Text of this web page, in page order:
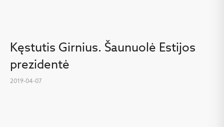
Kęstutis Girnius. Šaunuolė Estijos
prezidentė
2019-04-07